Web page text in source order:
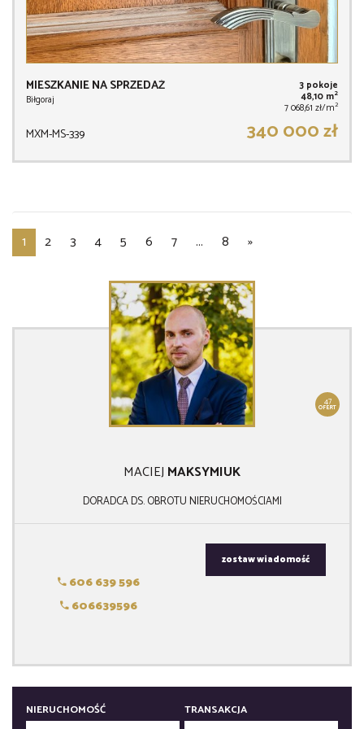
MIESZKANIE NA SPRZEDAŻ
Biłgoraj
3 pokoje
48,10 m2
7 068,61 zł/m2
MXM-MS-339 340 000 zł
1 2 3 4 5 6 7 ... 8 »
47
OFERT
MACIEJ MAKSYMIUK
DORADCA DS. OBROTU NIERUCHOMOŚCIAMI
606 639 596
606639596
zostaw wiadomość
NIERUCHOMOŚĆ TRANSAKCJA